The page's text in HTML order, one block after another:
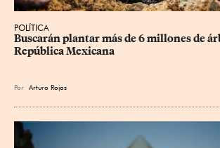
POLÍTICA
Buscarán plantar más de 6 millones de
República Mexicana
Por Arturo Rojas